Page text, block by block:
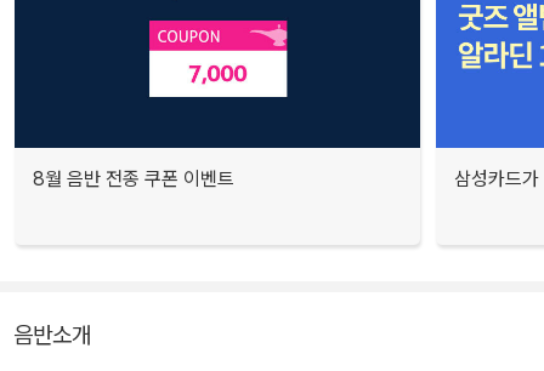
8월 음반 전종 쿠폰 이벤트 삼성카드
음반소개